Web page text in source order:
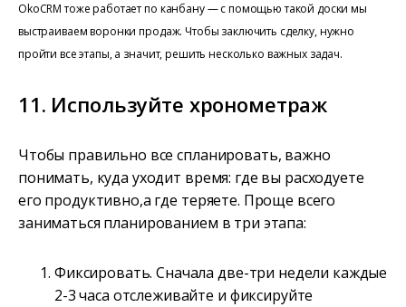
OkoCRM тоже работает по канбану — с помощью такой доски мы
выстраиваем воронки продаж. Чтобы заключить сделку, нужно
пройти все этапы, а значит, решить несколько важных задач.
11. Используйте хронометраж
Чтобы правильно все спланировать, важно
понимать, куда уходит время: где вы расходуете
его продуктивно,а где теряете. Проще всего
заниматься планированием в три этапа:
Фиксировать. Сначала две-три недели каждые
2-3 часа отслеживайте и фиксируйте